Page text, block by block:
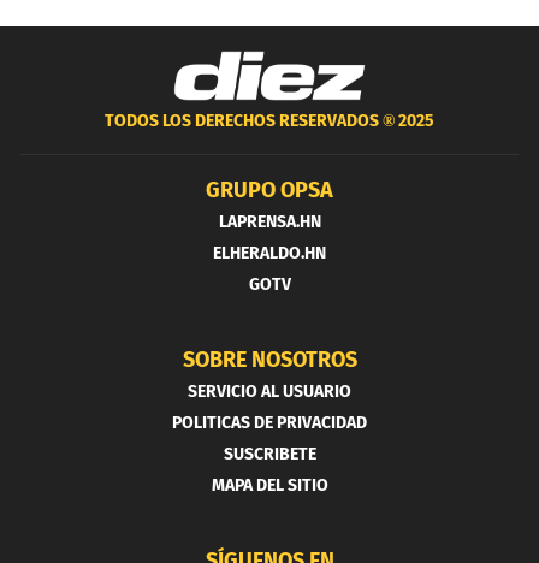
TODOS LOS DERECHOS RESERVADOS ®2025
GRUPO OPSA
LAPRENSA.HN
ELHERALDO.HN
GOTV
SOBRE NOSOTROS
SERVICIO AL USUARIO
POLITICAS DE PRIVACIDAD
SUSCRIBETE
MAPA DEL SITIO